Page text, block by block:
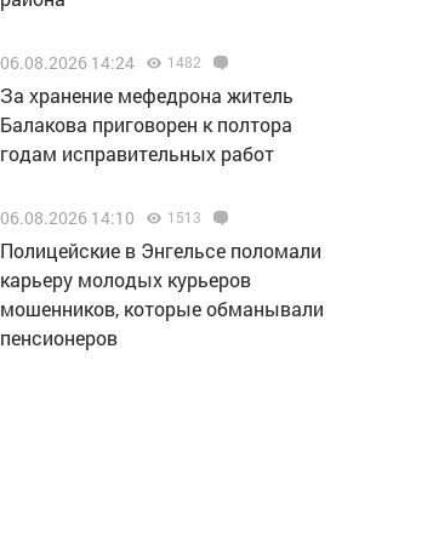
06.08.2026 14:24 1482
За хранение мефедрона житель
Балакова приговорен к полтора
годам исправительных работ
06.08.2026 14:10 1513
Полицейские в Энгельсе поломали
карьеру молодых курьеров
мошенников, которые обманывали
пенсионеров